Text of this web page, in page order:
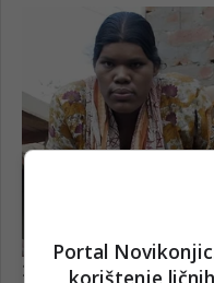
Portal
korištenje